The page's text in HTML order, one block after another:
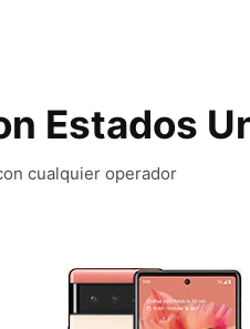
Estados
cualquier operador